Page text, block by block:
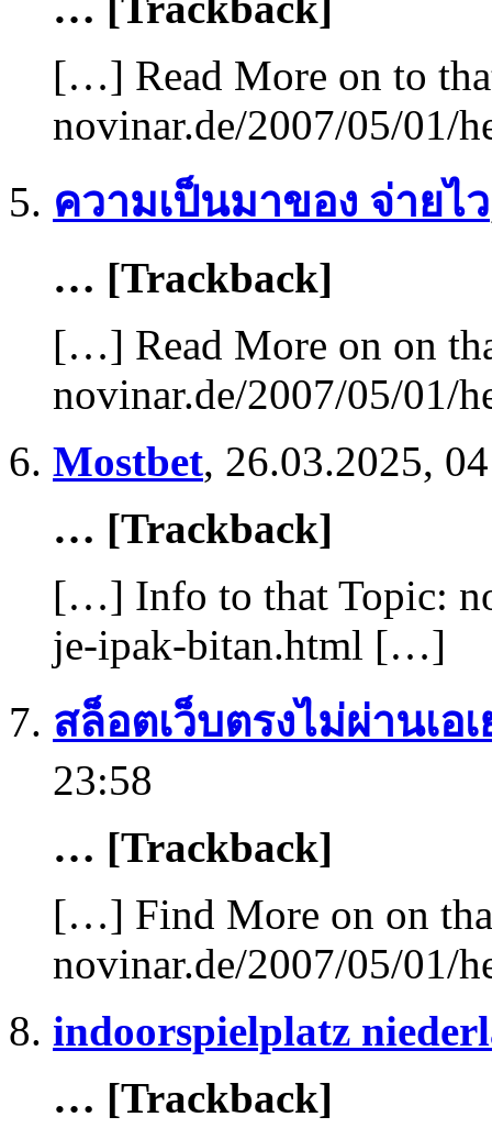
[…] Read More on to
novinar.de/2007/05/01/
ความเป็นมาของ จ่ายไว
… [Trackback]
[…] Read More on on
novinar.de/2007/05/01/
Mostbet, 26.03.2025,
… [Trackback]
[…] Info to that Topic:
je-ipak-bitan.html […]
สล็อตเว็บตรงไม่ผ่านเ
23:58
… [Trackback]
[…] Find More on on
novinar.de/2007/05/01/
indoorspielplatz
… [Trackback]